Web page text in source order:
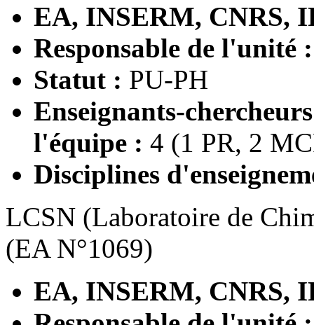
EA, INSERM, CNRS,
Responsable de l'unité
Statut : PU-PH
Enseignants-
l'équipe : 4 (1 PR, 2
Disciplines
LCSN (Laboratoire de
(EA N°1069)
EA, INSERM, CNRS,